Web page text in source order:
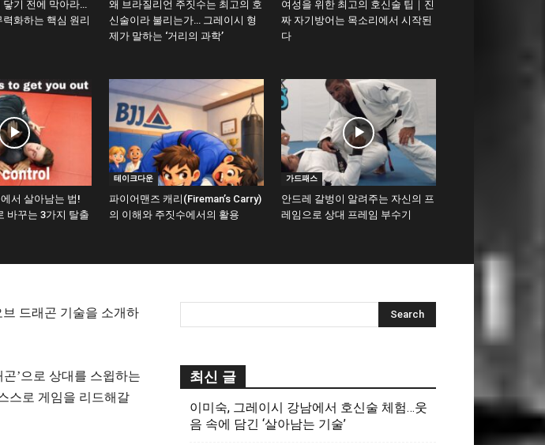
닿기 전에 막아라…
화하는 핵심 원리
왜 브라질리언 주짓수는 최고의 호
신술이라 불리는가… 그레이시 형
제가 말하는 ‘거리의 과학’
여성을 위한 최고의 호신술 팁｜진
짜 자기방어는 목소리에서 시작된
다
서 살아남는 법!
바꾸는 3가지 탈출
테이크다운
파이어맨즈 캐리(Fireman’s Carry)
의 이해와 주짓수에서의 활용
가드패스
안드레 갈벙이 알려주는 자신의 프
레임으로 상대 프레임 부수기
드래곤 기술을 소개하
’으로 상대를 스윕하는
스로 게임을 리드해갈
최신 글
이미숙, 그레이시 강남에서 호신술 체험…웃
음 속에 담긴 ‘살아남는 기술’